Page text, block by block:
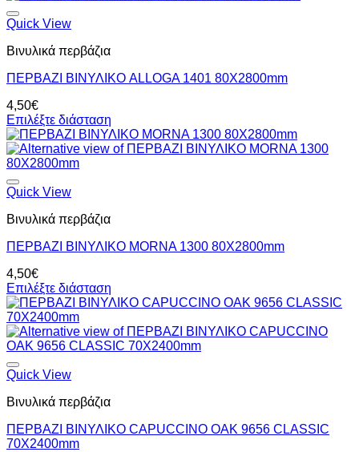
Quick View
Βινυλικά περβάζια
ΠΕΡΒΑΖΙ BIΝΥΛΙΚΟ ALLOGA 1401 80Χ2800mm
4,50€
Επιλέξτε διάσταση
Quick View
Βινυλικά περβάζια
ΠΕΡΒΑΖΙ BIΝΥΛΙΚΟ MORNA 1300 80Χ2800mm
4,50€
Επιλέξτε διάσταση
Quick View
Βινυλικά περβάζια
ΠΕΡΒΑΖΙ BIΝΥΛΙΚΟ CAPUCCINO OAK 9656 CLASSIC
70Χ2400mm